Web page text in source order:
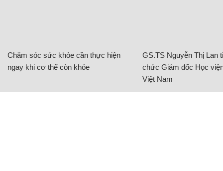
Chăm sóc sức khỏe cần thực hiện
ngay khi cơ thể còn khỏe
GS.TS Nguyễn Thị Lan
chức Giám đốc Học
Việt Nam